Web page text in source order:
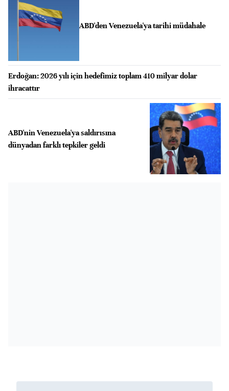
ABD'den Venezuela'ya tarihi müdahale
Erdoğan: 2026 yılı için hedefimiz toplam 410 milyar dolar
ihracattır
ABD'nin Venezuela'ya saldırısına
dünyadan farklı tepkiler geldi